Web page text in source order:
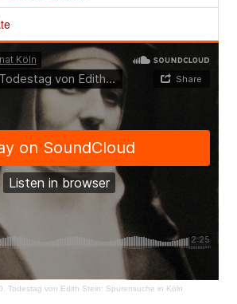
Dienste
Todestag von Edith Stein: Spurensuche in Köln